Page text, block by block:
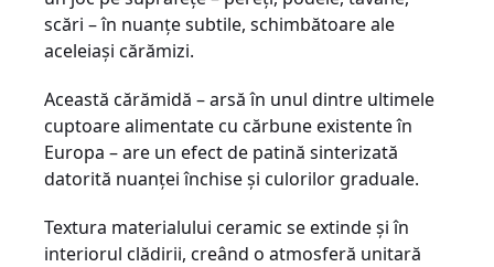
scări – în nuanțe subtile, schimbătoare ale
aceleiași cărămizi.
Această cărămidă – arsă în unul dintre ultimele
cuptoare alimentate cu cărbune existente în
Europa – are un efect de patină sinterizată
datorită nuanței închise și culorilor graduale.
Textura materialului ceramic se extinde și în
interiorul clădirii, creând o atmosferă unitară